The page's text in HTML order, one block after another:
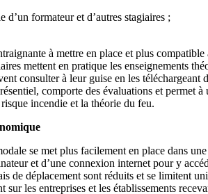
formateur et d’autres stagiaires ;
à mettre en place et plus
mettent en pratique les enseignements
consulter à leur guise en les
comporte des évaluations et
incendie et la théorie du feu.
se met plus facilement en place dans
et d’une connexion internet pour y
de déplacement sont réduits et se limitent
sur les entreprises et les établissements